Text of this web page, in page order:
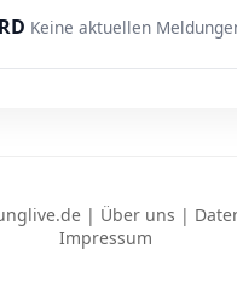
Keine aktuellen
| Über uns |
Impressum